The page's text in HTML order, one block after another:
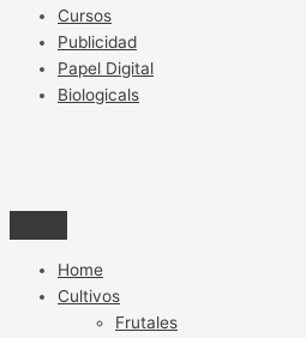
Cursos
Publicidad
Papel Digital
Biologicals
Home
Cultivos
Frutales